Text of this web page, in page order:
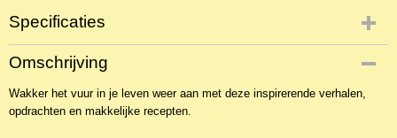
Specificaties
Productcode
NBKCl-22928
EAN code
9789025913090
Omschrijving
Wakker het vuur in je leven weer aan met deze inspirerende verhalen,
opdrachten en makkelijke recepten.